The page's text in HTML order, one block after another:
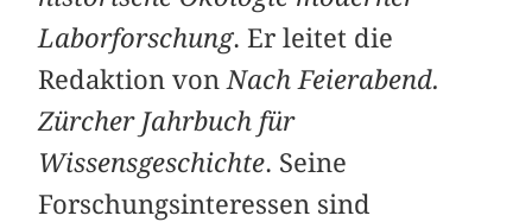
Laborforschung. Er leitet die
Redaktion von Nach Feierabend.
Zürcher Jahrbuch für
Wissensgeschichte. Seine
Forschungsinteressen sind